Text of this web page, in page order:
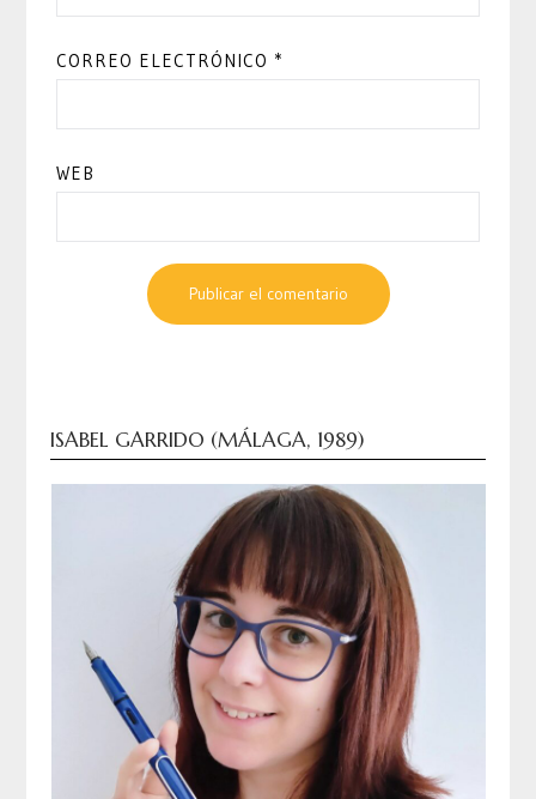
CORREO ELECTRÓNICO *
WEB
ISABEL GARRIDO (MÁLAGA, 1989)